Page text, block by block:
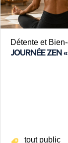
Détente et
JOURNÉE ZEN
tout public